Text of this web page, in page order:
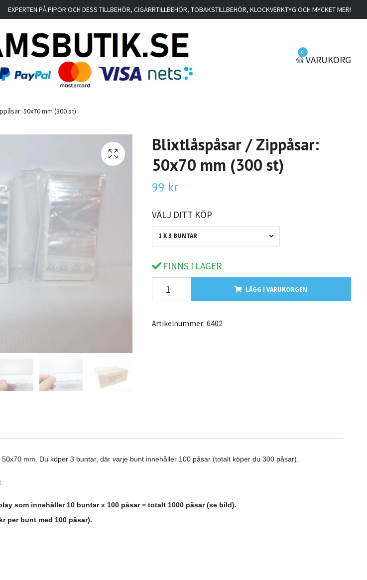
EXPERTEN PÅ PIPOR OCH DESS TILLBEHÖR, CIGARRTILLBEHÖR, TOBAKSTILLBEHÖR, KLOCKVERKTYG OCH MYCKET MER!
0
VARUKORG
50x70 mm (300 st)
Blixtlåspåsar / Zippåsar:
50x70 mm (300 st)
99 kr
VÄLJ DITT KÖP
1 X 3 BUNTAR
FINNS I LAGER
LÄGG I VARUKORGEN
Artikelnummer: 6402
mm. Du köper 3 buntar, där varje bunt innehåller 100 påsar (totalt köper du 300 påsar).
som innehåller 10 buntar x 100 påsar = totalt 1000 påsar (se bild).
per bunt med 100 påsar).